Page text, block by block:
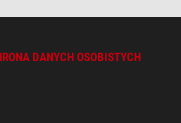
DANYCH OSOBISTYCH